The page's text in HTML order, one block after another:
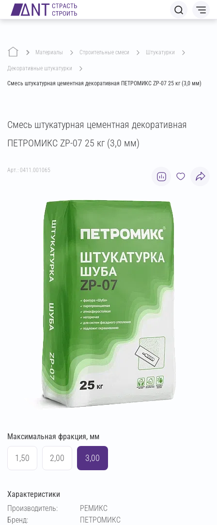
Материалы строительные смеси штукатурки
декоративные штукатурки
Смесь штукатурная цементная декоративная ПЕТРОМИКС ZP-07 25 кг (3,0 мм)
Смесь штукатурная цементная декоративная
ПЕТРОМИКС ZP-07 25 кг (3,0 мм)
Арт.: 0411.001065
Максимальная фракция, мм
1,50 2,00 3,00
Характеристики
Производитель:
РЕМИКС
Бренд:
ПЕТРОМИКС